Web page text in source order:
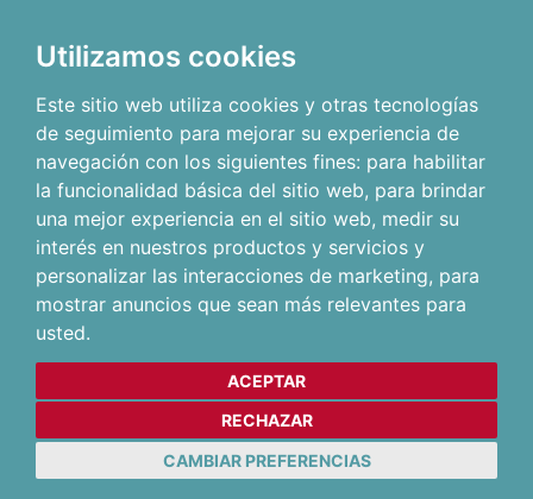
Utilizamos cookies
Este sitio web utiliza cookies y otras tecnologías
de seguimiento para mejorar su experiencia de
navegación con los siguientes fines: para habilitar
la funcionalidad básica del sitio web, para brindar
una mejor experiencia en el sitio web, medir su
interés en nuestros productos y servicios y
personalizar las interacciones de marketing, para
mostrar anuncios que sean más relevantes para
usted.
ACEPTAR
RECHAZAR
CAMBIAR PREFERENCIAS